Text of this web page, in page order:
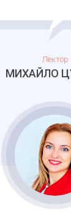
Лектор
МИХАЙЛО